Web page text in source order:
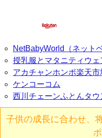
NetBabyWorld（ネット
授乳服とマタニティウ
アカチャンホンポ楽天市
ケンコーコム
西川チェーンふとんタウ
子供の成長に合わせ、